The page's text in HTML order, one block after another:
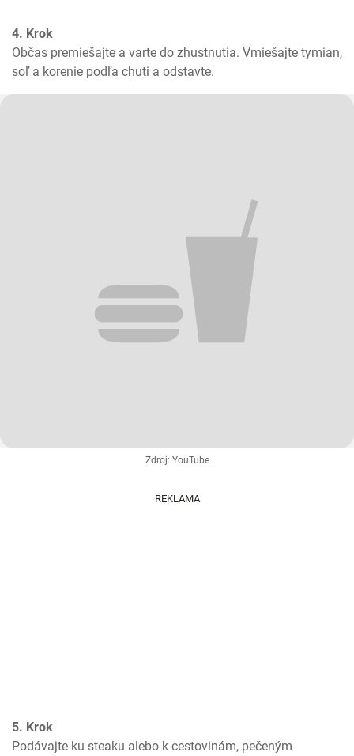
4. Krok
Občas premiešajte a varte do zhustnutia. Vmiešajte tymian,
soľ a korenie podľa chuti a odstavte.
Zdroj: YouTube
REKLAMA
5. Krok
Podávajte ku steaku alebo k cestovinám, pečeným